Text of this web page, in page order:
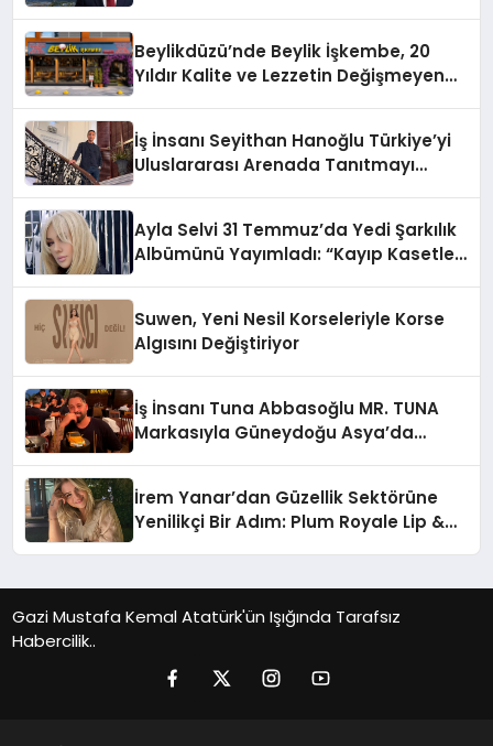
Hayata Geçirecek
Beylikdüzü’nde Beylik İşkembe, 20
Yıldır Kalite ve Lezzetin Değişmeyen
İş İnsanı Seyithan Hanoğlu Türkiye’yi
Uluslararası Arenada Tanıtmayı
Ayla Selvi 31 Temmuz’da Yedi Şarkılık
Albümünü Yayımladı: “Kayıp Kasetler
Suwen, Yeni Nesil Korseleriyle Korse
Algısını Değiştiriyor
İş İnsanı Tuna Abbasoğlu MR. TUNA
Markasıyla Güneydoğu Asya’da
İrem Yanar’dan Güzellik Sektörüne
Yenilikçi Bir Adım: Plum Royale Lip &
Gazi Mustafa Kemal Atatürk'ün Işığında Tarafsız
Habercilik..